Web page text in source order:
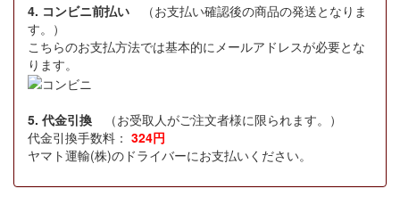
4. コンビニ前払い （お支払い確認後の商品の発送となりま
す。）
こちらのお支払方法では基本的にメールアドレスが必要とな
ります。
5. 代金引換 （お受取人がご注文者様に限られます。）
代金引換手数料： 324円
ヤマト運輸(株)のドライバーにお支払いください。